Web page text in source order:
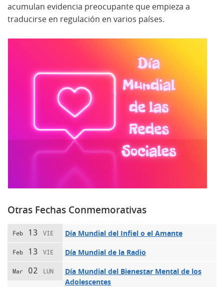
acumulan evidencia preocupante que empieza a
traducirse en regulación en varios países.
Otras Fechas Conmemorativas
Feb 13 VIE Día Mundial del Infiel o el Amante
Feb 13 VIE Día Mundial de la Radio
Mar 02 LUN
Día Mundial del Bienestar Mental de los
Adolescentes